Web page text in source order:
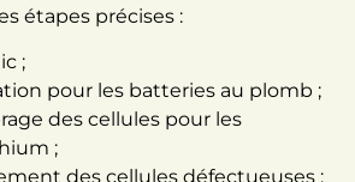
étapes précises :
;
pour les batteries au plomb ;
des cellules pour les
;
des cellules défectueuses ;